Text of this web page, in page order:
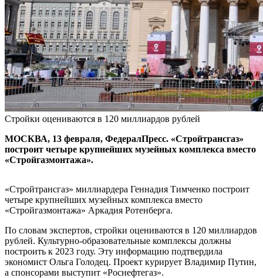
Стройки оцениваются в 120 миллиардов рублей
МОСКВА, 13 февраля, ФедералПресс. «Стройтрансгаз»
построит четыре крупнейших музейных комплекса вместо
«Стройгазмонтажа».
«Стройтрансгаз» миллиардера Геннадия Тимченко построит
четыре крупнейших музейных комплекса вместо
«Стройгазмонтажа» Аркадия Ротенберга.
По словам экспертов, стройки оцениваются в 120 миллиардов
рублей. Культурно-образовательные комплексы должны
построить к 2023 году. Эту информацию подтвердила
экономист Ольга Голодец. Проект курирует Владимир Путин,
а спонсорами выступит «Роснефтегаз».